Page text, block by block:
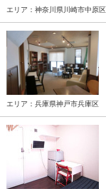
エリア：神奈川県川崎市中原区
エリア：兵庫県神戸市兵庫区